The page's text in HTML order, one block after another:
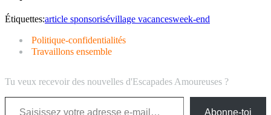
Étiquettes:article sponsorisévillage vacancesweek-end
Politique-confidentialités
Travaillons ensemble
Tu veux recevoir des nouvelles d'Escapades Amoureuses ?
Saisissez votre adresse e-mail…
Abonne-toi